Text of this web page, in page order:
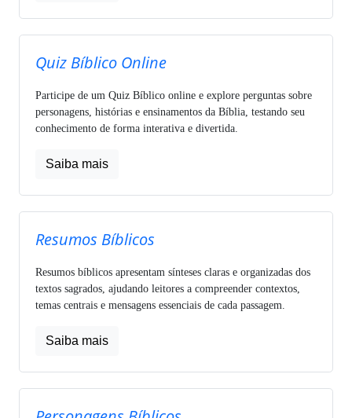
Quiz Bíblico Online
Participe de um Quiz Bíblico online e explore perguntas sobre
personagens, histórias e ensinamentos da Bíblia, testando seu
conhecimento de forma interativa e divertida.
Saiba mais
Resumos Bíblicos
Resumos bíblicos apresentam sínteses claras e organizadas dos
textos sagrados, ajudando leitores a compreender contextos,
temas centrais e mensagens essenciais de cada passagem.
Saiba mais